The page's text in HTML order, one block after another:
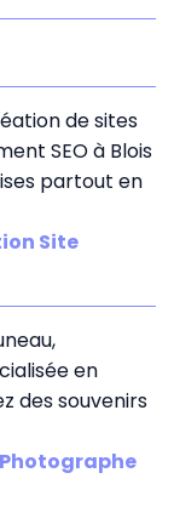
de sites
SEO à Blois
partout en
Site
en
des souvenirs
Photographe